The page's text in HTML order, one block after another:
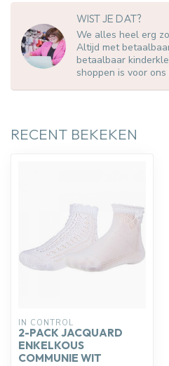
WIST JE DAT?
We alles heel erg
Altijd met
betaalbaar
shoppen is voor
RECENT BEKEKEN
IN CONTROL
2-PACK JACQUARD
ENKELKOUS
COMMUNIE WIT